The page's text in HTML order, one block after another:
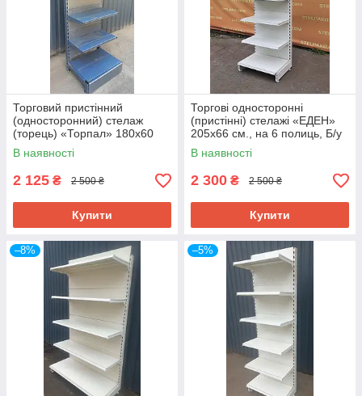
Торговий пристінний
(односторонний) стелаж
(торець) «Торпал» 180х60
см., RAL-7024, Б/у
В наявності
2 125 ₴ 2 500 ₴
Купити
Торгові односторонні
(пристінні) стелажі «ЕДЕН»
205х66 см., на 6 полиць, Б/у
В наявності
2 300 ₴ 2 500 ₴
Купити
–8% –5%